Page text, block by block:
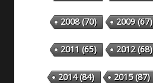
2008(70) 2009(67)
2011 (65) 2012(68)
2014(84) 2015(87)